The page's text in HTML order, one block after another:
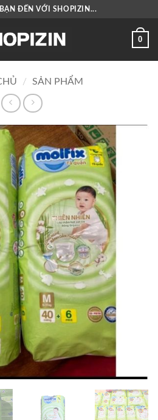
ĐẾN VỚI SHOPIZIN...
0
/ SẢN PHẨM